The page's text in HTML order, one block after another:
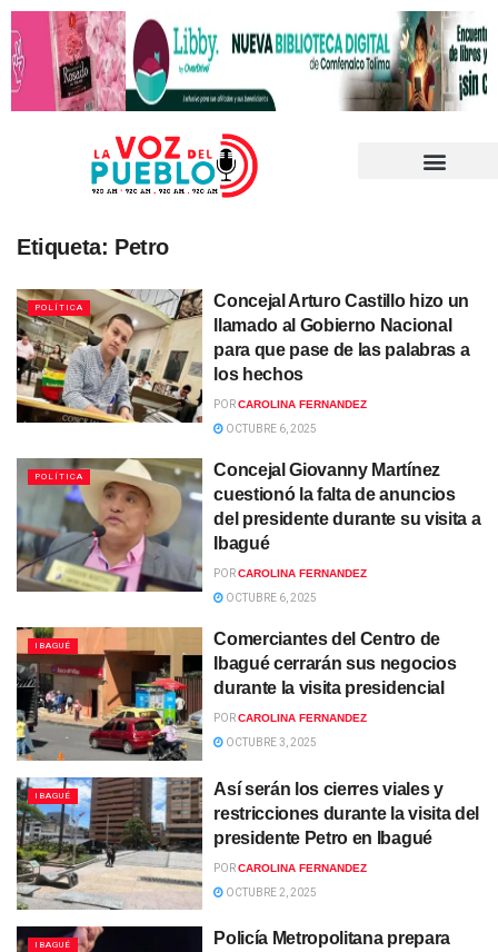
Etiqueta: Petro
POLÍTICA
Concejal Arturo Castillo hizo un
llamado al Gobierno Nacional
para que pase de las palabras a
los hechos
PORCAROLINA FERNANDEZ
OCTUBRE 6, 2025
POLÍTICA
Concejal Giovanny Martínez
cuestionó la falta de anuncios
del presidente durante su visita a
Ibagué
PORCAROLINA FERNANDEZ
OCTUBRE 6, 2025
IBAGUÉ
Comerciantes del Centro de
Ibagué cerrarán sus negocios
durante la visita presidencial
PORCAROLINA FERNANDEZ
OCTUBRE 3, 2025
IBAGUÉ
Así serán los cierres viales y
restricciones durante la visita del
presidente Petro en Ibagué
PORCAROLINA FERNANDEZ
OCTUBRE 2, 2025
IBAGUÉ
Policía Metropolitana prepara